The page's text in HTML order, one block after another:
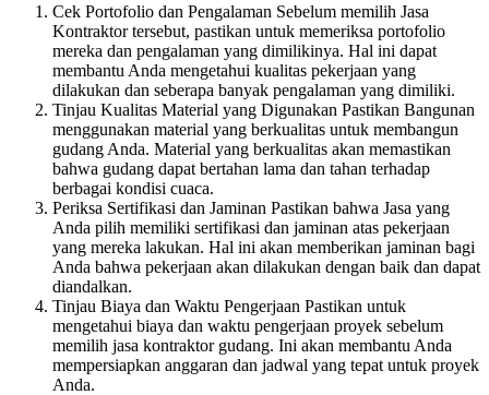
Cek Portofolio dan Pengalaman Sebelum memilih Jasa
Kontraktor tersebut, pastikan untuk memeriksa portofolio
mereka dan pengalaman yang dimilikinya. Hal ini dapat
membantu Anda mengetahui kualitas pekerjaan yang
dilakukan dan seberapa banyak pengalaman yang dimiliki.
Tinjau Kualitas Material yang Digunakan Pastikan Bangunan
menggunakan material yang berkualitas untuk membangun
gudang Anda. Material yang berkualitas akan memastikan
bahwa gudang dapat bertahan lama dan tahan terhadap
berbagai kondisi cuaca.
Periksa Sertifikasi dan Jaminan Pastikan bahwa Jasa yang
Anda pilih memiliki sertifikasi dan jaminan atas pekerjaan
yang mereka lakukan. Hal ini akan memberikan jaminan bagi
Anda bahwa pekerjaan akan dilakukan dengan baik dan dapat
diandalkan.
Tinjau Biaya dan Waktu Pengerjaan Pastikan untuk
mengetahui biaya dan waktu pengerjaan proyek sebelum
memilih jasa kontraktor gudang. Ini akan membantu Anda
mempersiapkan anggaran dan jadwal yang tepat untuk proyek
Anda.